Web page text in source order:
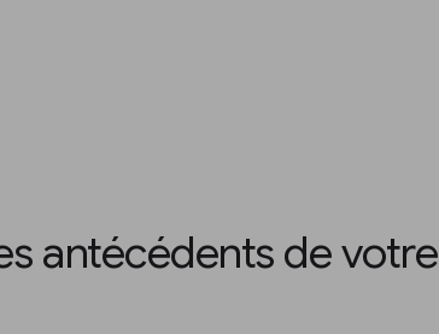
antécédents de votre